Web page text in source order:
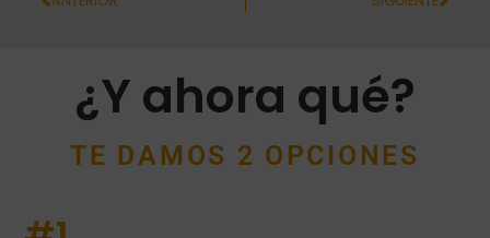
¿Y ahora qué?
TE DAMOS 2 OPCIONES